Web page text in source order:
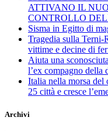
ATTIVANO IL
CONTROLLO
Sisma in Egitto di
Tragedia sulla Terni-
vittime e decine di
Aiuta una
l’ex compagno della
Italia nella morsa del
25 città e cresce
Archivi